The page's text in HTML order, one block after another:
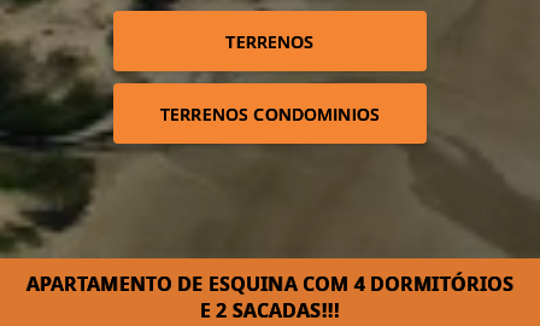
TERRENOS
TERRENOS CONDOMINIOS
APARTAMENTO DE ESQUINA COM 4 DORMITÓRIOS
E 2 SACADAS!!!